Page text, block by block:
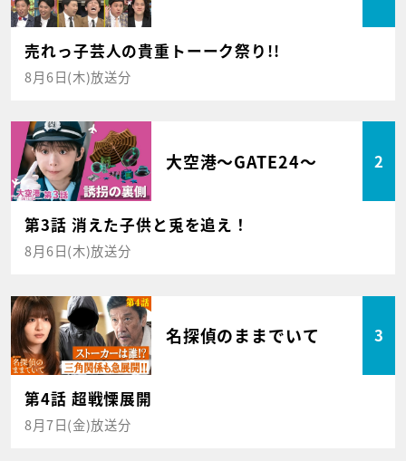
売れっ子芸人の貴重トーーク祭り!!
8月6日(木)放送分
大空港～GATE24～ 2
第3話 消えた子供と兎を追え！
8月6日(木)放送分
名探偵のままでいて 3
第4話 超戦慄展開
8月7日(金)放送分